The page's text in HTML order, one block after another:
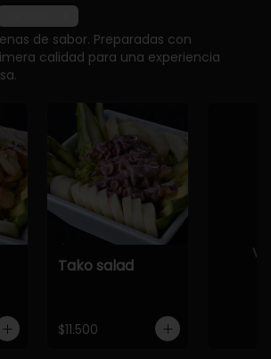
de sabor. Preparadas con
calidad para una experiencia
Tako salad
$11.500